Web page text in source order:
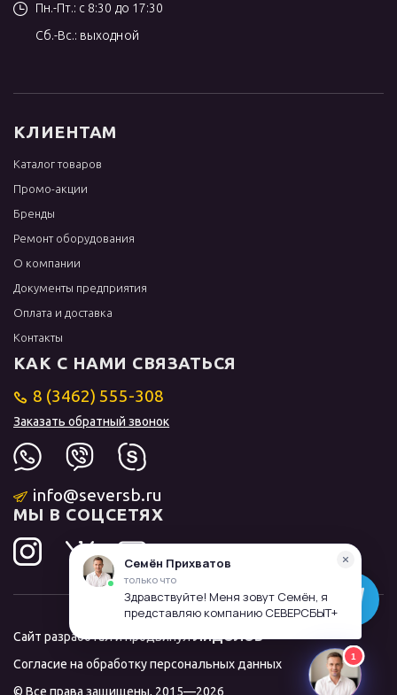
Пн.-Пт.: с 8:30 до 17:30
Сб.-Вс.: выходной
КЛИЕНТАМ
Каталог товаров
Промо-акции
Бренды
Ремонт оборудования
О компании
Документы предприятия
Оплата и доставка
Контакты
КАК С НАМИ СВЯЗАТЬСЯ
8 (3462) 555-308
Заказать обратный звонок
info@seversb.ru
МЫ В СОЦСЕТЯХ
Сайт разработал и продвинулЛИДОЛОВ
Согласие на обработку персональных данных
© Все права защищены, 2015—2026